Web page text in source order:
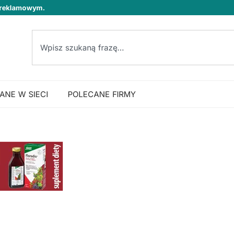
W SIECI POLECANE FIRMY